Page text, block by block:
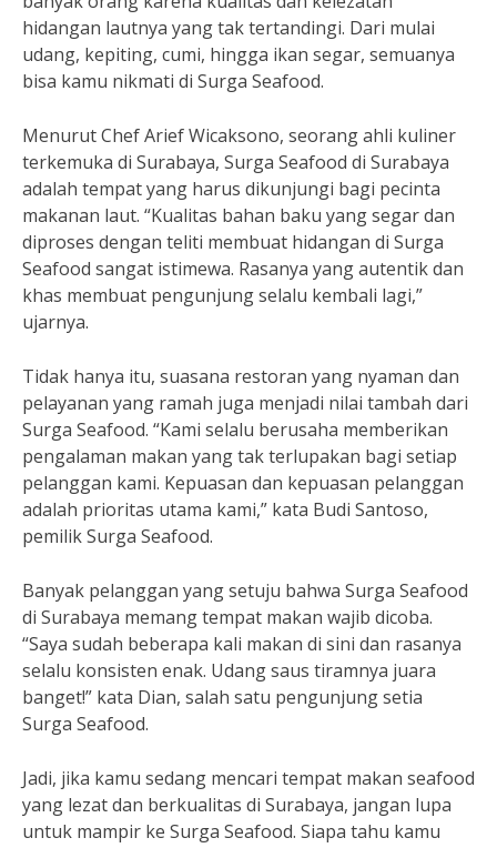
hidangan lautnya yang tak tertandingi. Dari mulai
udang, kepiting, cumi, hingga ikan segar, semuanya
bisa kamu nikmati di Surga Seafood.
Menurut Chef Arief Wicaksono, seorang ahli kuliner
terkemuka di Surabaya, Surga Seafood di Surabaya
adalah tempat yang harus dikunjungi bagi pecinta
makanan laut. “Kualitas bahan baku yang segar dan
diproses dengan teliti membuat hidangan di Surga
Seafood sangat istimewa. Rasanya yang autentik dan
khas membuat pengunjung selalu kembali lagi,”
ujarnya.
Tidak hanya itu, suasana restoran yang nyaman dan
pelayanan yang ramah juga menjadi nilai tambah dari
Surga Seafood. “Kami selalu berusaha memberikan
pengalaman makan yang tak terlupakan bagi setiap
pelanggan kami. Kepuasan dan kepuasan pelanggan
adalah prioritas utama kami,” kata Budi Santoso,
pemilik Surga Seafood.
Banyak pelanggan yang setuju bahwa Surga Seafood
di Surabaya memang tempat makan wajib dicoba.
“Saya sudah beberapa kali makan di sini dan rasanya
selalu konsisten enak. Udang saus tiramnya juara
banget!” kata Dian, salah satu pengunjung setia
Surga Seafood.
Jadi, jika kamu sedang mencari tempat makan seafood
yang lezat dan berkualitas di Surabaya, jangan lupa
untuk mampir ke Surga Seafood. Siapa tahu kamu